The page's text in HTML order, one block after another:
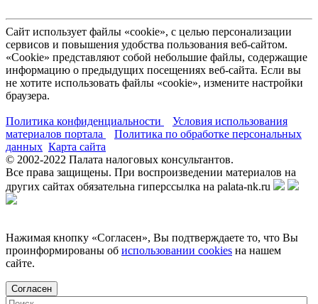
Сайт использует файлы «cookie», с целью персонализации
сервисов и повышения удобства пользования веб-сайтом.
«Cookie» представляют собой небольшие файлы, содержащие
информацию о предыдущих посещениях веб-сайта. Если вы
не хотите использовать файлы «cookie», измените настройки
браузера.
Политика конфиденциальности
Условия использования
материалов портала
Политика по обработке персональных
данных Карта сайта
© 2002-2022 Палата налоговых консультантов.
Все права защищены. При воспроизведении материалов на
других сайтах обязательна гиперссылка на palata-nk.ru
Нажимая кнопку «Согласен», Вы подтверждаете то, что Вы
проинформированы об использовании cookies на нашем
сайте.
Согласен